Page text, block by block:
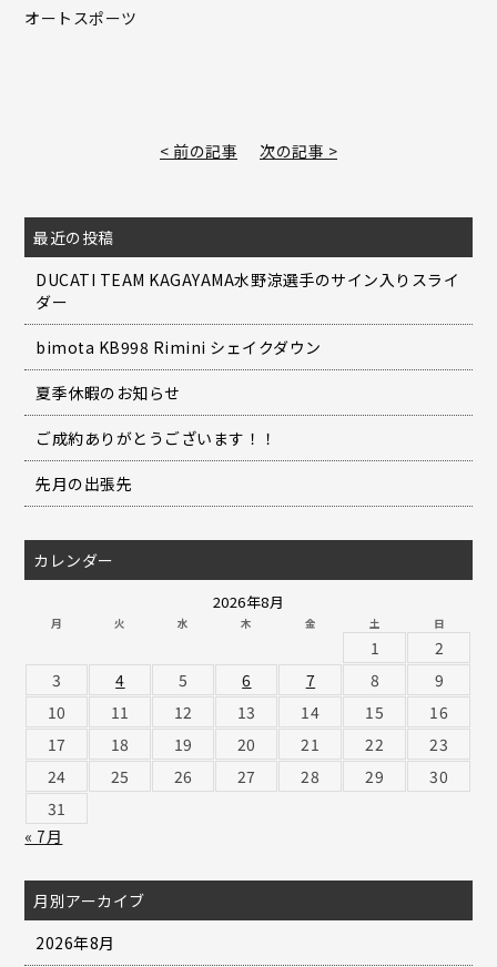
オートスポーツ
< 前の記事 次の記事 >
最近の投稿
DUCATI TEAM KAGAYAMA水野涼選手のサイン入りスライ
ダー
bimota KB998 Rimini シェイクダウン
夏季休暇のお知らせ
ご成約ありがとうございます！！
先月の出張先
カレンダー
2026年8月
月 火 水 木 金 土 日
1
2
3
4 5 6 7 8
9
10
11 12 13 14 15
16
17
18 19 20 21 22
23
24
25 26 27 28 29
30
31
« 7月
月別アーカイブ
2026年8月